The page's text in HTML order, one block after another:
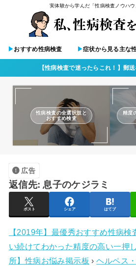
実体験から学んだ「性病検査ノウハウ
▶︎おすすめ性病検査 ▶︎症状から見る主な
【性病検査で迷ったらこれ！】郵
性病検査の全選択肢と
おすすめ検査
精度
広告
返信先: 息子のケジラミ
ポスト シェア はてブ
【2019年】最優秀おすすめ性病
い続けてわかった精度の高い一押
所】性病お悩み掲示板 › ヘルペス